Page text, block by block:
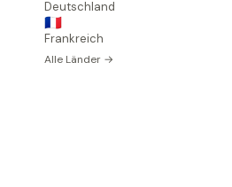
Deutschland
🇫🇷
Frankreich
Alle Länder →